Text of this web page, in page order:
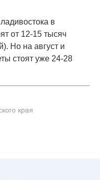
в
от 12-15 тысяч
Но на август и
стоят уже 24-28
края